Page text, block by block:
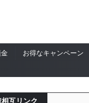
お得なキャンペーン
互リンク